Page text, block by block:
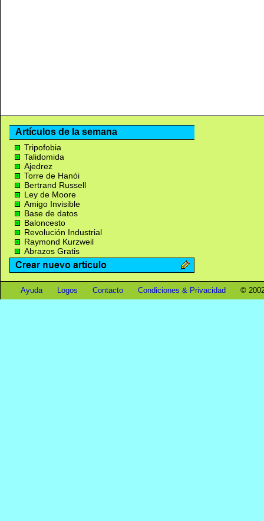
Artículos de la semana
Tripofobia
Talidomida
Ajedrez
Torre de Hanói
Bertrand Russell
Ley de Moore
Amigo Invisible
Base de datos
Baloncesto
Revolución Industrial
Raymond Kurzweil
Abrazos Gratis
Ayuda Logos Contacto Condiciones & Privacidad ©